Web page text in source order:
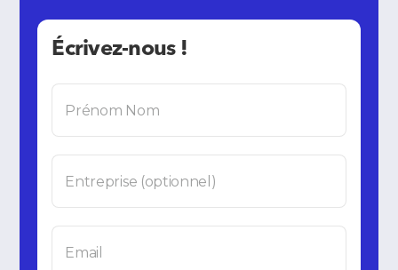
Écrivez-nous !